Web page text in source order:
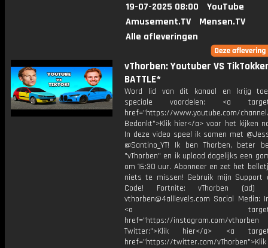
19-07-2025 08:00
YouTube
Amusement.TV
Mensen.TV
Alle afleveringen
vThorben: Youtuber VS
BATTLE*
Word lid van dit kanaal en krijg
speciale voordelen: <a
href="https://www.youtube.com/channel/
Bedankt">Klik hier</a> voor het kijken
In deze video speel ik samen met
@Santino_YT! Ik ben Thorben, beter
"vThorben" en ik upload dagelijks een
om 16:30 uur. Abonneer en zet het
niets te missen! Gebruik mijn Support
Code! Fortnite: vThorben (ad)
vthorben@4alllevels.com Social Media:
<a
href="https://instagram.com/vthorben
Twitter:">Klik hier</a> <a
href="https://twitter.com/